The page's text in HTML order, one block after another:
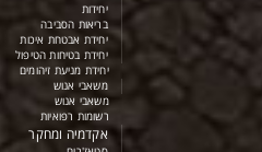
יחידות
בריאות הסביבה
יחידת אבטחת איכות
יחידת בטיחות הטיפול
יחידת מניעת זיהומים
משאבי אנוש
משאבי אנוש
רשומות רפואיות
אקדמיה ומחקר